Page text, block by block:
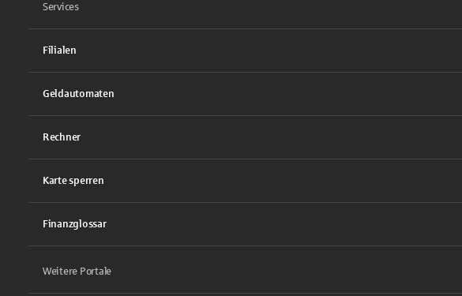
Services
Filialen
Geldautomaten
Rechner
Karte sperren
Finanzglossar
Weitere Portale